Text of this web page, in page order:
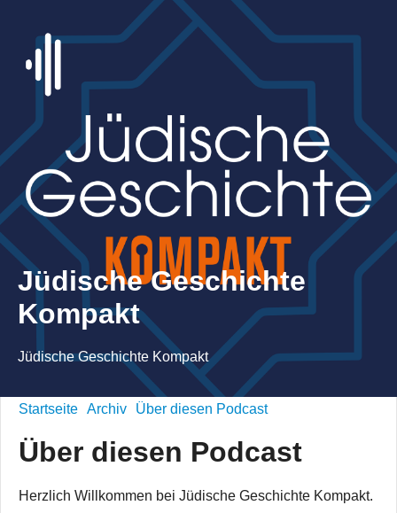
Jüdische Geschichte
Kompakt
Jüdische Geschichte Kompakt
Startseite Archiv Über diesen Podcast
Über diesen Podcast
Herzlich Willkommen bei Jüdische Geschichte Kompakt.